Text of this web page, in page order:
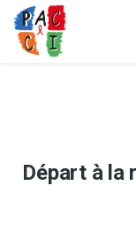
Départ à la